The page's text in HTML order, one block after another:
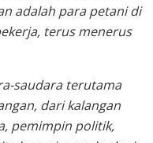
adalah para petani di
terus menerus
saudara terutama
dari kalangan
pemimpin politik,